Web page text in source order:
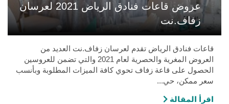
عروض قاعات فنادق الرياض 2021 لعرسان
زفاف.نت
قاعات فنادق الرياض تقدم لعرسان زفاف.نت العديد من
العروض المغرية والحصرية لعام 2021 والتي تضمن للعروسين
الحصول على قاعة زفاف تحوي كافة الميزات المطلوبة وبأنسب
سعر ممكن، حي...
اقرأ المقالة